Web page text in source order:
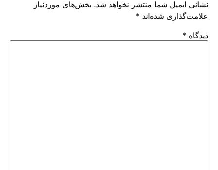
نشانی ایمیل شما منتشر نخواهد شد. بخش‌های موردنیاز
علامت‌گذاری شده‌اند *
دیدگاه *